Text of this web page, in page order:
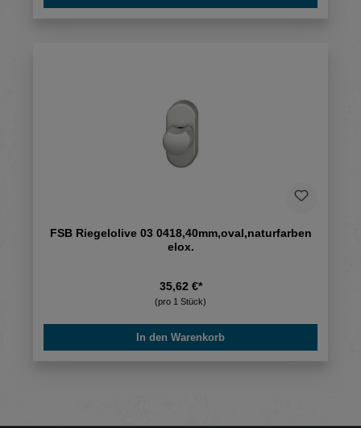
FSB Riegelolive 03 0418,40mm,oval,naturfarben
elox.
35,62 €*
(pro 1 Stück)
In den Warenkorb